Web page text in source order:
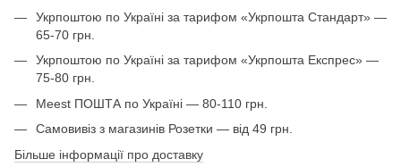
Укрпоштою по Україні за тарифом «Укрпошта Стандарт» —
65-70 грн.
Укрпоштою по Україні за тарифом «Укрпошта Експрес» —
75-80 грн.
Meest ПОШТА по Україні — 80-110 грн.
Самовивіз з магазинів Розетки — від 49 грн.
Більше інформації про доставку